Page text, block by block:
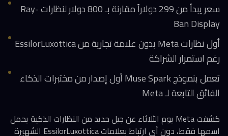
سعر يبدأ من 299 دولاراً مقارنة بـ 800 دولار لنظارات Ray-
Ban Display
أول نظارات Meta بدون علامة تجارية من EssilorLuxottica
رغم استمرار الشراكة
تعمل بنموذج Muse Spark أول إصدار من مختبرات الذكاء
الفائق التابعة لـ Meta
كشفت Meta يوم الثلاثاء عن جيل جديد من النظارات الذكية يحمل
اسمها فقط، دون أي ارتباط بعلامات EssilorLuxottica الشهيرة